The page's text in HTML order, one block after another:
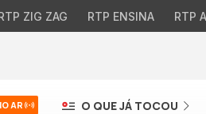
ZIG ZAG RTP ENSINA RTP
AR
O QUE JÁ TOCOU